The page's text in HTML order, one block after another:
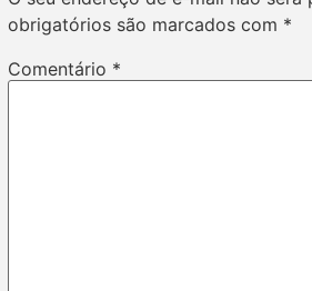
obrigatórios são marcados com *
Comentário *